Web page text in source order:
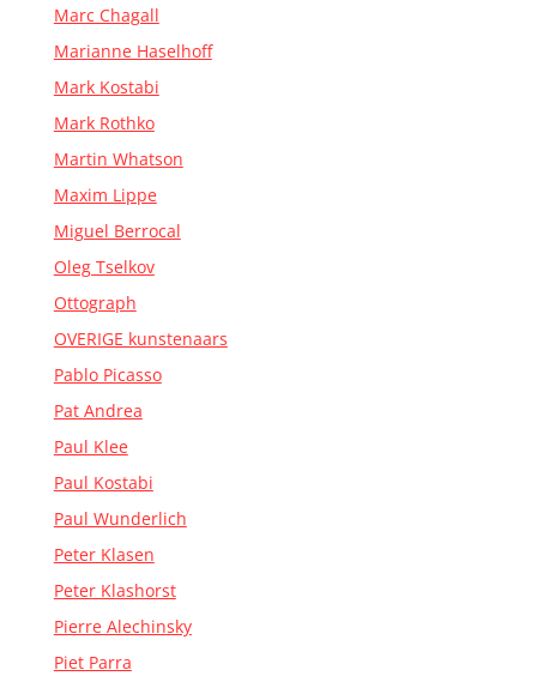
Marc Chagall
Marianne Haselhoff
Mark Kostabi
Mark Rothko
Martin Whatson
Maxim Lippe
Miguel Berrocal
Oleg Tselkov
Ottograph
OVERIGE kunstenaars
Pablo Picasso
Pat Andrea
Paul Klee
Paul Kostabi
Paul Wunderlich
Peter Klasen
Peter Klashorst
Pierre Alechinsky
Piet Parra